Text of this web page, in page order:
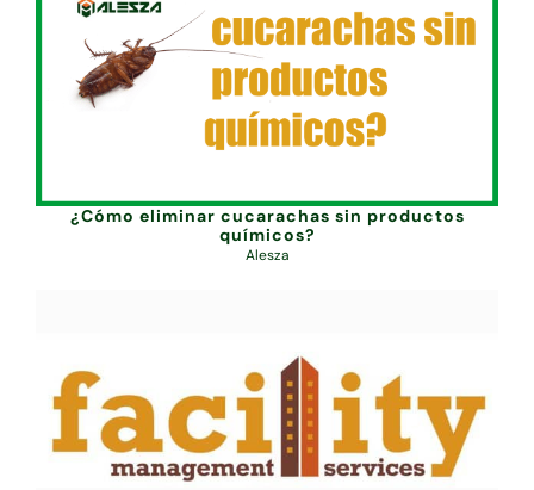
¿Cómo eliminar cucarachas sin productos
químicos?
Alesza